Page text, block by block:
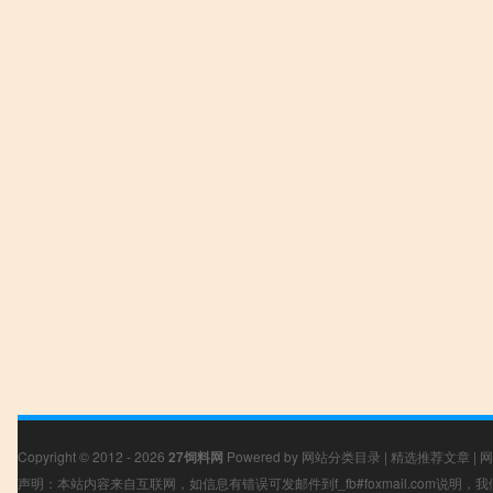
Copyright © 2012 - 2026 27饲料网 Powered by 网站分类目录 | 精选推荐文章 |
声明：本站内容来自互联网，如信息有错误可发邮件到f_fb#foxmail.com说明，